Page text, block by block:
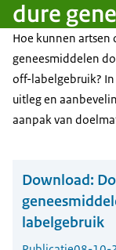
dure
Hoe kunnen
geneesmiddelen
off-labelgebruik?
uitleg en
aanpak van
Download:
labelgebruik